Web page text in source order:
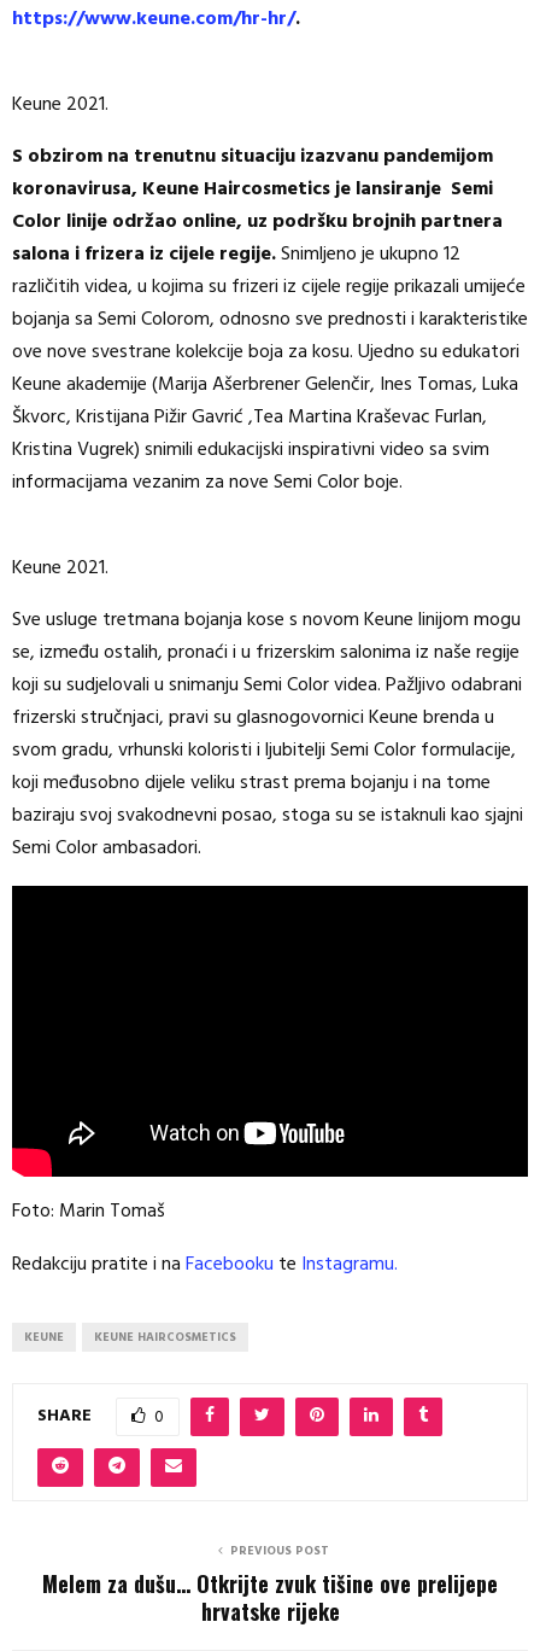
https://www.keune.com/hr-hr/.
Keune 2021.
S obzirom na trenutnu situaciju izazvanu pandemijom
koronavirusa, Keune Haircosmetics je lansiranje Semi
Color linije održao online, uz podršku brojnih partnera
salona i frizera iz cijele regije.Snimljeno je ukupno 12
različitih videa, u kojima su frizeri iz cijele regije prikazali umijeće
bojanja sa Semi Colorom, odnosno sve prednosti i karakteristike
ove nove svestrane kolekcije boja za kosu. Ujedno su edukatori
Keune akademije (Marija Ašerbrener Gelenčir, Ines Tomas, Luka
Škvorc, Kristijana Pižir Gavrić ,Tea Martina Kraševac Furlan,
Kristina Vugrek) snimili edukacijski inspirativni video sa svim
informacijama vezanim za nove Semi Color boje.
Keune 2021.
Sve usluge tretmana bojanja kose s novom Keune linijom mogu
se, između ostalih, pronaći i u frizerskim salonima iz naše regije
koji su sudjelovali u snimanju Semi Color videa. Pažljivo odabrani
frizerski stručnjaci, pravi su glasnogovornici Keune brenda u
svom gradu, vrhunski koloristi i ljubitelji Semi Color formulacije,
koji međusobno dijele veliku strast prema bojanju i na tome
baziraju svoj svakodnevni posao, stoga su se istaknuli kao sjajni
Semi Color ambasadori.
Foto: Marin Tomaš
Redakciju pratite i naFacebooku te Instagramu.
KEUNE KEUNE HAIRCOSMETICS
SHARE 0
PREVIOUS POST
Melem za dušu… Otkrijte zvuk tišine ove prelijepe
hrvatske rijeke